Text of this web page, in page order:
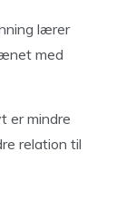
lærer
med
er mindre
relation til